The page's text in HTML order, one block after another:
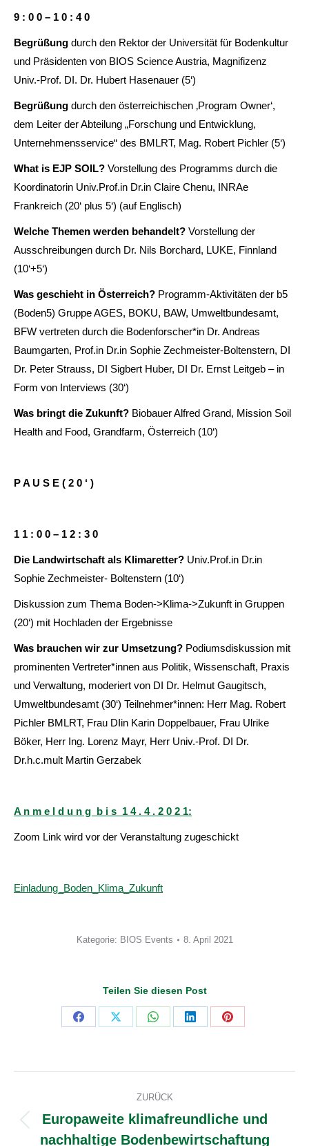
9 : 0 0 – 1 0 : 4 0
Begrüßung durch den Rektor der Universität für Bodenkultur
und Präsidenten von BIOS Science Austria, Magnifizenz
Univ.-Prof. DI. Dr. Hubert Hasenauer (5‘)
Begrüßung durch den österreichischen ‚Program Owner‘,
dem Leiter der Abteilung „Forschung und Entwicklung,
Unternehmensservice“ des BMLRT, Mag. Robert Pichler (5‘)
What is EJP SOIL? Vorstellung des Programms durch die
Koordinatorin Univ.Prof.in Dr.in Claire Chenu, INRAe
Frankreich (20‘ plus 5‘) (auf Englisch)
Welche Themen werden behandelt? Vorstellung der
Ausschreibungen durch Dr. Nils Borchard, LUKE, Finnland
(10‘+5‘)
Was geschieht in Österreich? Programm-Aktivitäten der b5
(Boden5) Gruppe AGES, BOKU, BAW, Umweltbundesamt,
BFW vertreten durch die Bodenforscher*in Dr. Andreas
Baumgarten, Prof.in Dr.in Sophie Zechmeister-Boltenstern, DI
Dr. Peter Strauss, DI Sigbert Huber, DI Dr. Ernst Leitgeb – in
Form von Interviews (30‘)
Was bringt die Zukunft? Biobauer Alfred Grand, Mission Soil
Health and Food, Grandfarm, Österreich (10‘)
P A U S E ( 2 0 ‘ )
1 1 : 0 0 – 1 2 : 3 0
Die Landwirtschaft als Klimaretter? Univ.Prof.in Dr.in
Sophie Zechmeister- Boltenstern (10‘)
Diskussion zum Thema Boden->Klima->Zukunft in Gruppen
(20‘) mit Hochladen der Ergebnisse
Was brauchen wir zur Umsetzung? Podiumsdiskussion mit
prominenten Vertreter*innen aus Politik, Wissenschaft, Praxis
und Verwaltung, moderiert von DI Dr. Helmut Gaugitsch,
Umweltbundesamt (30‘) Teilnehmer*innen: Herr Mag. Robert
Pichler BMLRT, Frau DIin Karin Doppelbauer, Frau Ulrike
Böker, Herr Ing. Lorenz Mayr, Herr Univ.-Prof. DI Dr.
Dr.h.c.mult Martin Gerzabek
A n m e l d u n g b i s 1 4 . 4 . 2 0 2 1:
Zoom Link wird vor der Veranstaltung zugeschickt
Einladung_Boden_Klima_Zukunft
Kategorie: BIOS Events 8. April 2021
Teilen Sie diesen Post
Share
Share
Share
Share
Share
ZURÜCK
Europaweite klimafreundliche und
nachhaltige Bodenbewirtschaftung